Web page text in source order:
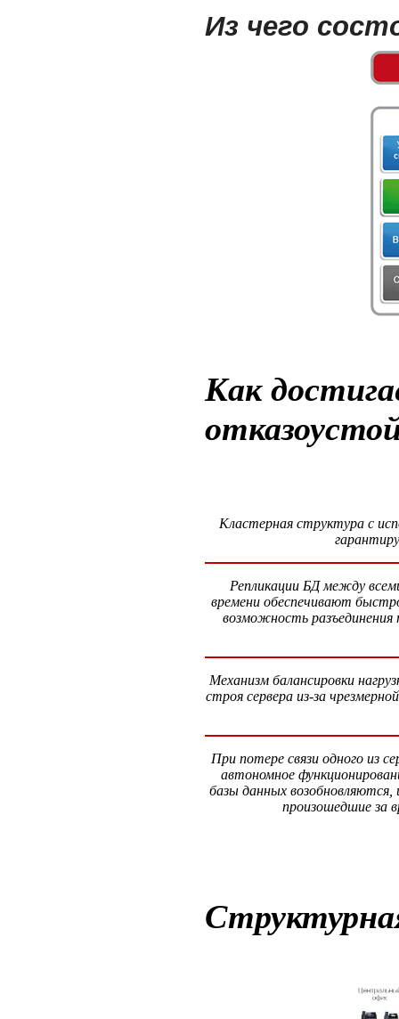
Из чего
Как
Кластерная структура с
Репликации БД между
времени обеспечивают
возможность разъединения
Механизм балансировки
строя сервера из-за
При потере связи одного из
автономное
базы данных возобновляются,
произошедшие за